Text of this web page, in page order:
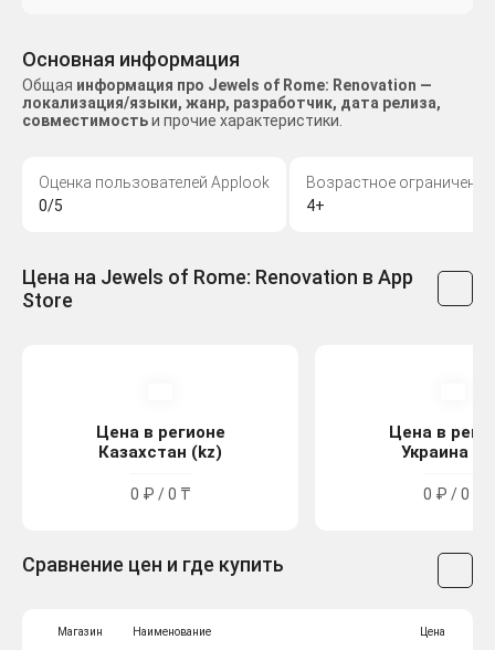
Основная информация
Общая информация про Jewels of Rome: Renovation —
локализация/языки, жанр, разработчик, дата релиза,
совместимостьи прочие характеристики.
Оценка пользователей Applook
0/5
Возрастное ограничение
4+
Цена на Jewels of Rome: Renovation в App
Store
Цена в регионе
Казахстан (kz)
0 ₽ / 0 ₸
Цена в
Украина
0 ₽ / 0 ₴
Сравнение цен и где купить
Магазин Наименование Цена